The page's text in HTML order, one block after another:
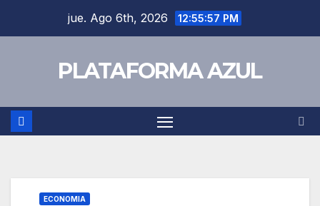
jue. Ago 6th, 2026 12:55:58 PM
PLATAFORMA AZUL
ECONOMIA